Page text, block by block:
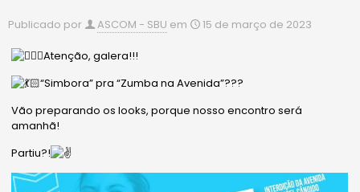
Publicado por ASCOM - SBU em 15 de março de 2023
Atenção, galera!!!
“Simbora” pra “Zumba na Avenida”???
Vão preparando os looks, porque nosso encontro será
amanhã!
Partiu?!